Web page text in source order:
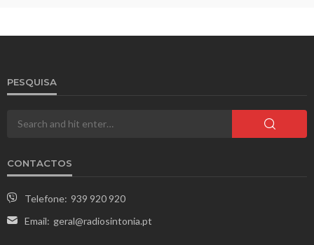
PESQUISA
CONTACTOS
Telefone: 939 920 920
Email: geral@radiosintonia.pt